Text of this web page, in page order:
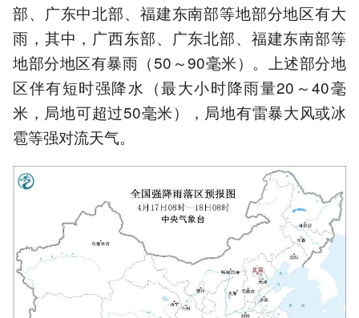
部、广东中北部、福建东南部等地部分地区有大
雨，其中，广西东部、广东北部、福建东南部等
地部分地区有暴雨（50～90毫米）。上述部分地
区伴有短时强降水（最大小时降雨量20～40毫
米，局地可超过50毫米），局地有雷暴大风或冰
雹等强对流天气。